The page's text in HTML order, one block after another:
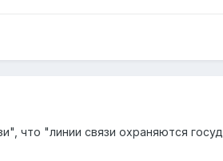
что "линии связи охраняются